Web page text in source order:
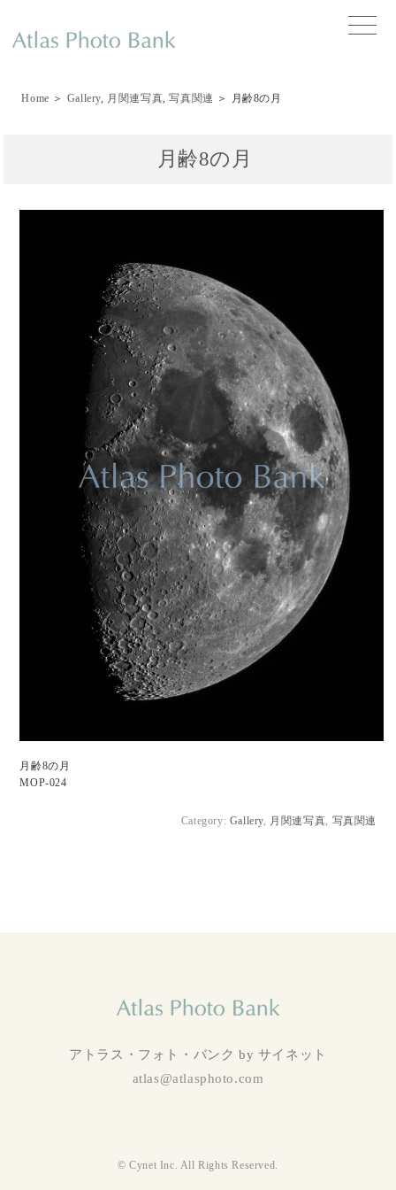
toggle
Home ＞ Gallery, 月関連写真,写真関連 ＞ 月齢8の月
月齢8の月
月齢8の月
MOP-024
Category: Gallery, 月関連写真, 写真関連
アトラス・フォト・バンク by サイネット
atlas@atlasphoto.com
© Cynet Inc. All Rights Reserved.